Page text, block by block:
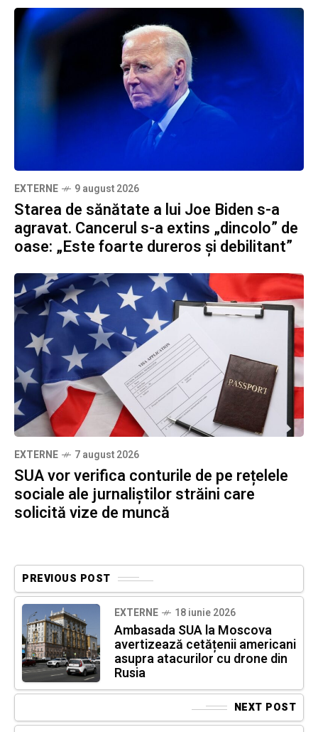
EXTERNE 9 august 2026
Starea de sănătate a lui Joe Biden s-a
agravat. Cancerul s-a extins „dincolo” de
oase: „Este foarte dureros și debilitant”
EXTERNE 7 august 2026
SUA vor verifica conturile de pe rețelele
sociale ale jurnaliștilor străini care
solicită vize de muncă
PREVIOUS POST
EXTERNE 18 iunie 2026
Ambasada SUA la Moscova
avertizează cetățenii americani
asupra atacurilor cu drone din
Rusia
NEXT POST